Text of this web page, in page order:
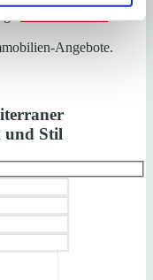
“
Angebote.
und Stil